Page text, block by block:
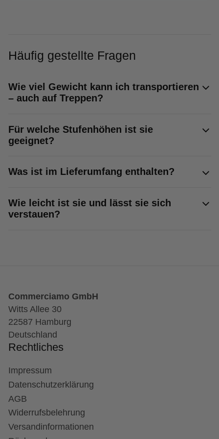
Häufig gestellte Fragen
Wie viel Gewicht kann ich transportieren
– auch auf Treppen?
Für welche Stufenhöhen ist sie
geeignet?
Was ist im Lieferumfang enthalten?
Wie leicht ist sie und lässt sie sich
verstauen?
Commerciamo GmbH
Witts Allee 30
22587 Hamburg
Deutschland
Rechtliches
Impressum
Datenschutzerklärung
AGB
Widerrufsbelehrung
Versandinformationen